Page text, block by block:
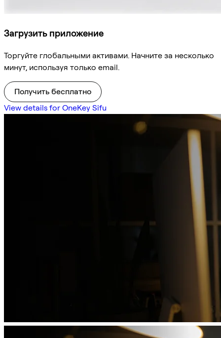
Загрузить приложение
Торгуйте глобальными активами. Начните за несколько
минут, используя только email.
Получить бесплатно
View details for OneKey Sifu